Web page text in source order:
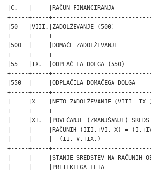
|C.   |     |RAČUN FINANCIRANJA
+-----+-----
|50   |VIII.|ZADOLŽEVANJE (500)
+-----+-----
|500  |     |DOMAČE
+-----+-----
|55   |IX.  |ODPLAČILA DOLGA (550)
+-----+-----
|550  |     |ODPLAČILA DOMAČEGA
+-----+-----
|     |X.   |NETO ZADOLŽEVANJE
+-----+-----
|     |XI.  |POVEČANJE (ZMANJŠANJE)
|     |     |RAČUNIH (III.+VI.+X) =
|     |     |– (II.+V.+IX.)
+-----+-----
|     |     |STANJE SREDSTEV NA RAČUNIH
|     |     |PRETEKLEGA LETA